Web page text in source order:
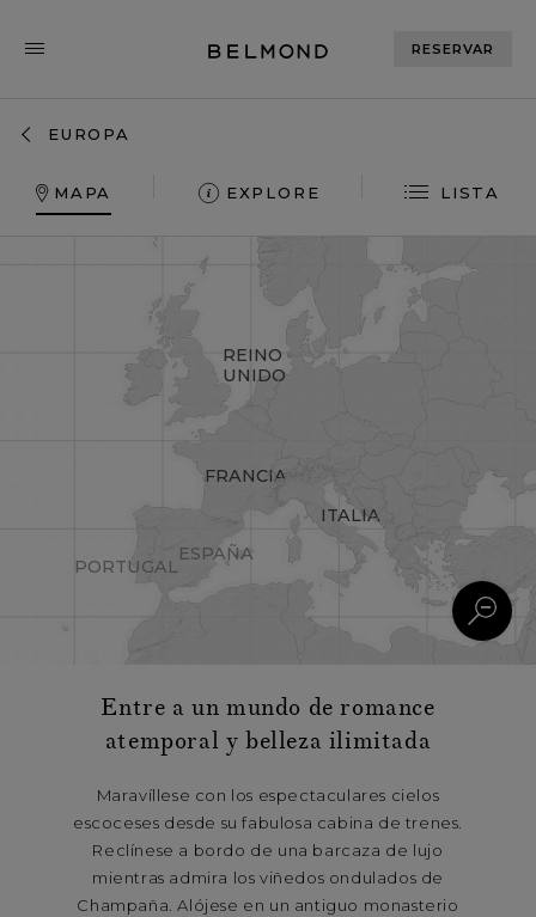
RESERVAR
EUROPA
MAPA EXPLORE LISTA
REINO
UNIDO
FRANCIA
ITALIA
PORTUGAL
ESPAÑA
Entre a un mundo de romance
atemporal y belleza ilimitada
Maravíllese con los espectaculares cielos
escoceses desde su fabulosa cabina de trenes.
Reclínese a bordo de una barcaza de lujo
mientras admira los viñedos ondulados de
Champaña. Alójese en un antiguo monasterio